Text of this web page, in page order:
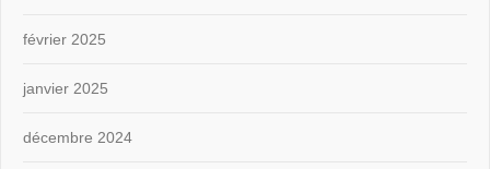
février 2025
janvier 2025
décembre 2024